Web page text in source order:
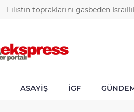
BGN
28,0626
VND
0,0018
GAU/TRY
6.527,28
ASAYİŞ İGF